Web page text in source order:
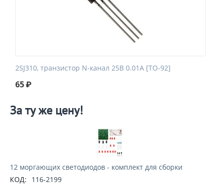
2SJ310, транзистор N-канал 25В 0.01А [TO-92]
65₽
За ту же цену!
12 моргающих светодиодов - комплект для сборки
КОД:
116-2199